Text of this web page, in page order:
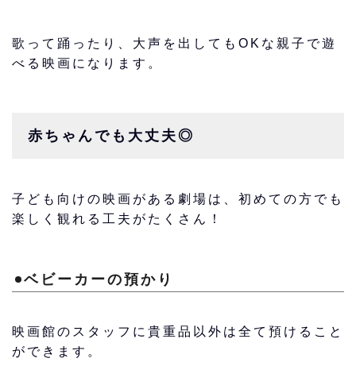
歌って踊ったり、大声を出してもOKな 親子で遊
べる映画 になります。
赤ちゃんでも大丈夫◎
子ども向けの映画がある劇場は、初めての方でも
楽しく観れる工夫がたくさん！
ベビーカーの預かり
映画館のスタッフに貴重品以外は全て預けること
ができます。